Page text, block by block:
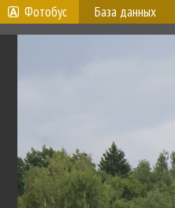
Фотобус База данных